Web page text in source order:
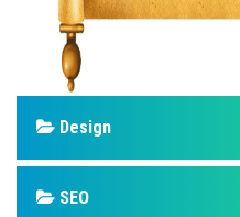
Design
SEO